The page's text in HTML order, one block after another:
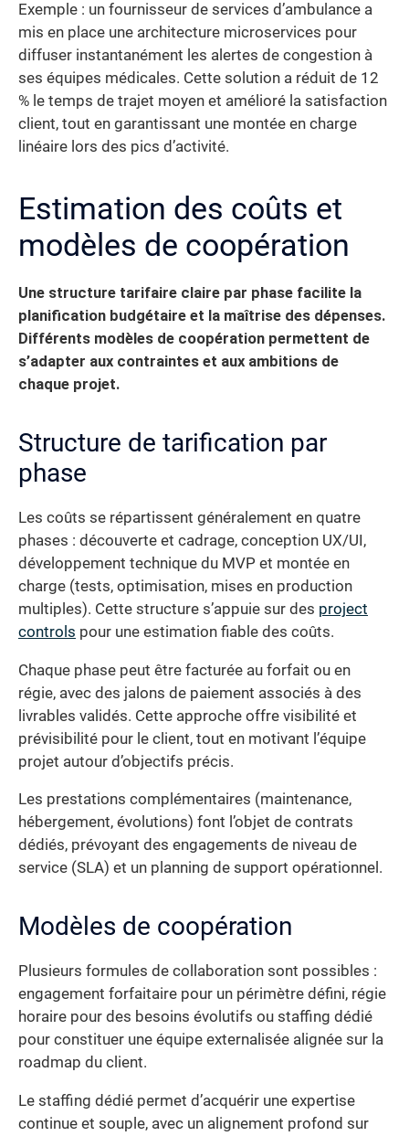
Exemple : un fournisseur de services d’ambulance a
mis en place une architecture microservices pour
diffuser instantanément les alertes de congestion à
ses équipes médicales. Cette solution a réduit de 12
% le temps de trajet moyen et amélioré la satisfaction
client, tout en garantissant une montée en charge
linéaire lors des pics d’activité.
Estimation des coûts et
modèles de coopération
Une structure tarifaire claire par phase facilite la
planification budgétaire et la maîtrise des dépenses.
Différents modèles de coopération permettent de
s’adapter aux contraintes et aux ambitions de
chaque projet.
Structure de tarification par
phase
Les coûts se répartissent généralement en quatre
phases : découverte et cadrage, conception UX/UI,
développement technique du MVP et montée en
charge (tests, optimisation, mises en production
multiples). Cette structure s’appuie sur des project
controls pour une estimation fiable des coûts.
Chaque phase peut être facturée au forfait ou en
régie, avec des jalons de paiement associés à des
livrables validés. Cette approche offre visibilité et
prévisibilité pour le client, tout en motivant l’équipe
projet autour d’objectifs précis.
Les prestations complémentaires (maintenance,
hébergement, évolutions) font l’objet de contrats
dédiés, prévoyant des engagements de niveau de
service (SLA) et un planning de support opérationnel.
Modèles de coopération
Plusieurs formules de collaboration sont possibles :
engagement forfaitaire pour un périmètre défini, régie
horaire pour des besoins évolutifs ou staffing dédié
pour constituer une équipe externalisée alignée sur la
roadmap du client.
Le staffing dédié permet d’acquérir une expertise
continue et souple, avec un alignement profond sur